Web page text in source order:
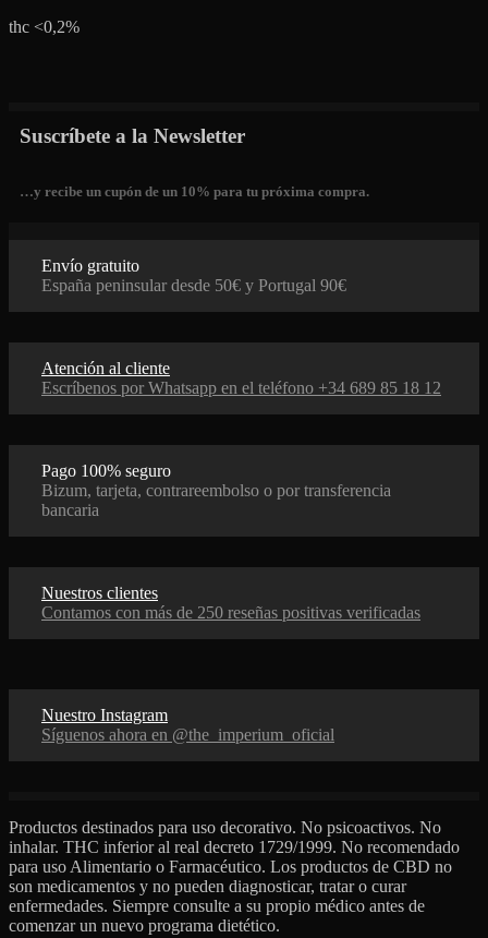
thc <0,2%
Suscríbete a la Newsletter
…y recibe un cupón de un 10% para tu próxima compra.
Envío gratuito
España peninsular desde 50€ y Portugal 90€
Atención al cliente
Escríbenos por Whatsapp en el teléfono +34 689 85 18 12
Pago 100% seguro
Bizum, tarjeta, contrareembolso o por transferencia
bancaria
Nuestros clientes
Contamos con más de 250 reseñas positivas verificadas
Nuestro Instagram
Síguenos ahora en @the_imperium_oficial
Productos destinados para uso decorativo. No psicoactivos. No
inhalar. THC inferior al real decreto 1729/1999. No recomendado
para uso Alimentario o Farmacéutico. Los productos de CBD no
son medicamentos y no pueden diagnosticar, tratar o curar
enfermedades. Siempre consulte a su propio médico antes de
comenzar un nuevo programa dietético.